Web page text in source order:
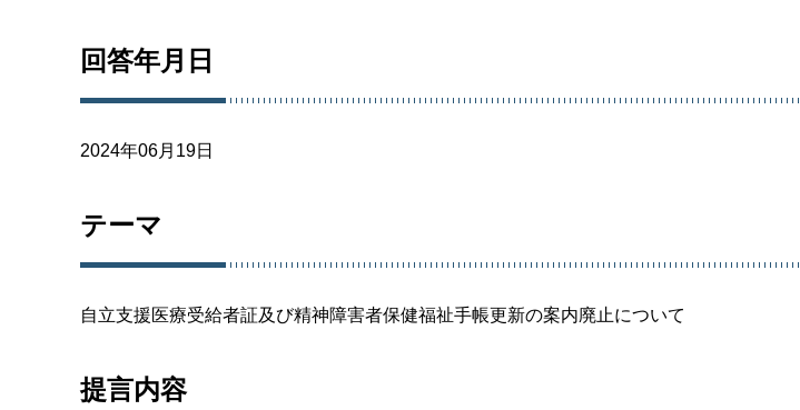
回答年月日
2024年06月19日
テーマ
自立支援医療受給者証及び精神障害者保健福祉手帳更新の案内廃止について
提言内容